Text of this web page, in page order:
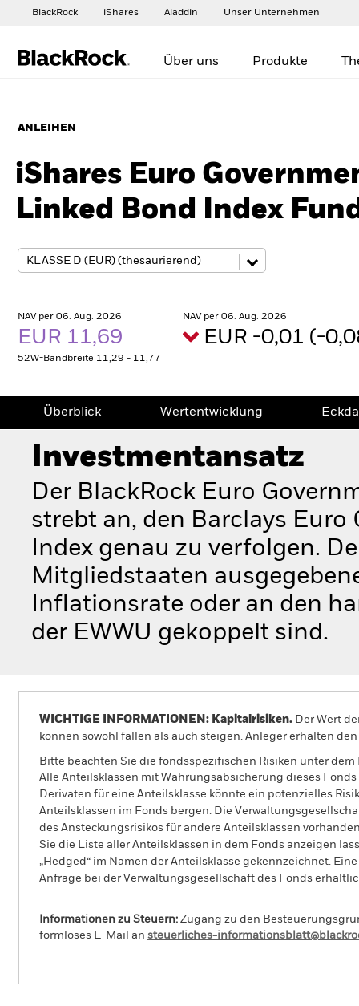
BlackRock iShares Aladdin Unser Unternehmen
Über uns Produkte
ANLEIHEN
iShares Euro
Linked Bond Index
NAV per 06. Aug. 2026
EUR 11,69
52W-Bandbreite 11,29 - 11,77
NAV per 06. Aug. 2026
EUR -0,01 (-
Überblick Wertentwicklung
Investmentansatz
Der BlackRock Euro
strebt an, den Barclays
Index genau zu verfolgen.
Mitgliedstaaten
Inflationsrate oder an den
der EWWU gekoppelt sind.
WICHTIGE INFORMATIONEN: Kapitalrisiken. Der Wert
können sowohl fallen als auch steigen. Anleger erhalten
Bitte beachten Sie die fondsspezifischen Risiken unter dem
Alle Anteilsklassen mit Währungsabsicherung dieses
Derivaten für eine Anteilsklasse könnte ein potenzielles
Anteilsklassen im Fonds bergen. Die
des Ansteckungsrisikos für andere Anteilsklassen
Sie die Liste aller Anteilsklassen in dem Fonds anzeigen
„Hedged“ im Namen der Anteilsklasse gekennzeichnet.
Anfrage bei der Verwaltungsgesellschaft des Fonds
Informationen zu Steuern: Zugang zu den
formloses E-Mail an steuerliches-